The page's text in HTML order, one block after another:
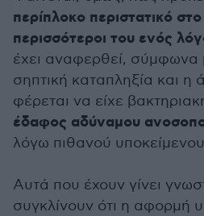
περίπλοκο περιστατικό
περισσότεροι του ενός
έχει αναφερθεί, σύμφωνα
σηπτική καταπληξία και η
φέρεται να είχε
έδαφος αδύναμου
λόγω πιθανού
Αυτά που έχουν γίνει
συγκλίνουν ότι η αφορμή